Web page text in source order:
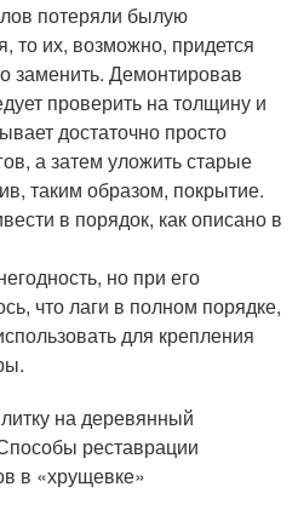
потеряли былую
то их, возможно, придется
заменить. Демонтировав
проверить на толщину и
достаточно просто
а затем уложить старые
таким образом, покрытие.
в порядок, как описано в
но при его
что лаги в полном порядке,
для крепления